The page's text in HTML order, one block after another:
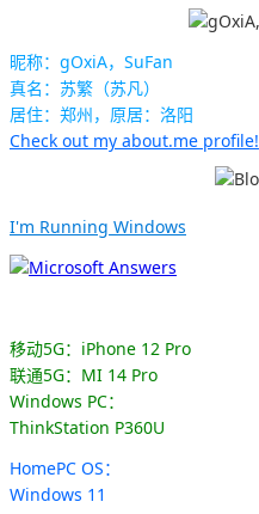
昵称：gOxiA，SuFan
真名：苏繁（苏凡）
居住：郑州，原居：洛阳
Check out my about.me profile!
I'm Running Windows
移动5G：iPhone 12 Pro
联通5G：MI 14 Pro
Windows PC：
ThinkStation P360U
HomePC OS：
Windows 11